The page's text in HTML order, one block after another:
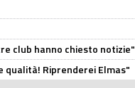
club hanno chiesto notizie"
qualità! Riprenderei Elmas"